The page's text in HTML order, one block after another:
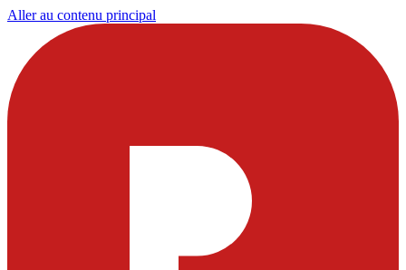
Aller au contenu principal